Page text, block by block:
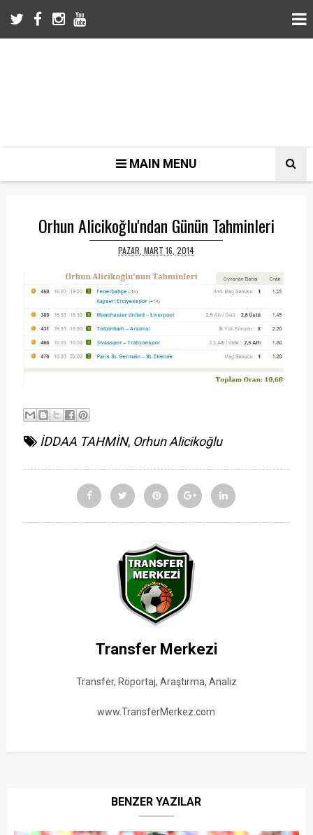
MAIN MENU
Orhun Alicikoğlu'ndan Günün Tahminleri
PAZAR, MART 16, 2014
İDDAA TAHMİN, Orhun Alicikoğlu
Transfer Merkezi
Transfer, Röportaj, Araştırma, Analiz
www.TransferMerkez.com
BENZER YAZILAR